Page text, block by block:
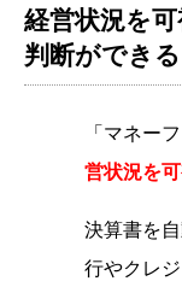
経営状況を
判断ができる
「マネー
営状況を
決算書を
行やクレ